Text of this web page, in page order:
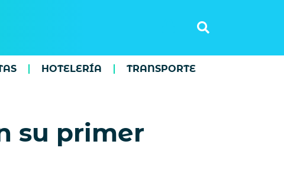
HOTELERÍA TRANSPORTE
su primer